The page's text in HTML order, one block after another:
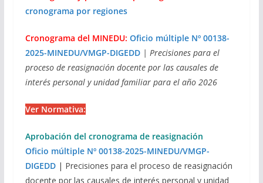
cronograma por regiones
Cronograma del MINEDU: Oficio múltiple Nº 00138-
2025-MINEDU/VMGP-DIGEDD| Precisiones para el
proceso de reasignación docente por las causales de
interés personal y unidad familiar para el año 2026
Ver Normativa:
Aprobación del cronograma de reasignación
Oficio múltiple Nº 00138-2025-MINEDU/VMGP-
DIGEDD| Precisiones para el proceso de reasignación
docente por las causales de interés personal y unidad